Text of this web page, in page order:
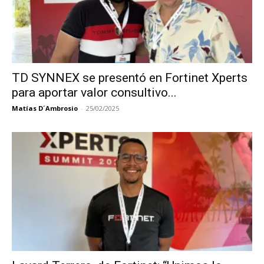
TD SYNNEX se presentó en Fortinet Xperts
para aportar valor consultivo...
Matías D´Ambrosio - 25/02/2025